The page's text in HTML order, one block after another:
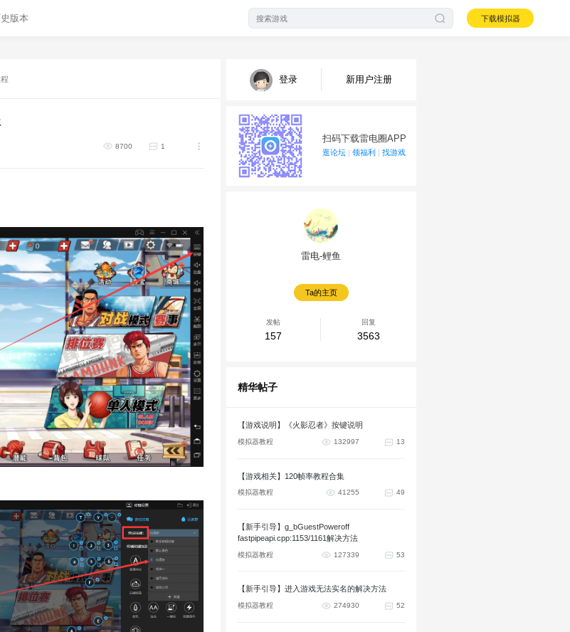
史版本 下载模拟器
8700 1
登录 新用户注册
扫码下载雷电圈APP
逛论坛 领福利 找游戏
雷电-鲤鱼
Ta的主页
发帖
157
回复
3563
精华帖子
【游戏说明】《火影忍者》按键说明
模拟器教程 132997 13
【游戏相关】120帧率教程合集
模拟器教程 41255 49
【新手引导】g_bGuestPoweroff
fastpipeapi.cpp:1153/1161解决方法
模拟器教程 127339 53
【新手引导】进入游戏无法实名的解决方法
模拟器教程 274930 52